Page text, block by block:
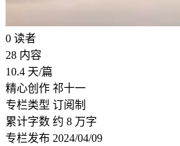
0 读者
28 内容
10.4 天/篇
精心创作 祁十一
专栏类型 订阅制
累计字数 约 8 万字
专栏发布 2024/04/09